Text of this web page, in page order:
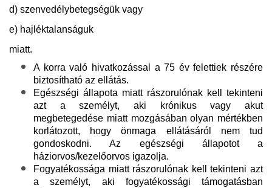
d) szenvedélybetegségük vagy
e) hajléktalanságuk
miatt.
A korra való hivatkozással a 75 év felettiek részére
biztosítható az ellátás.
Egészségi állapota miatt rászorulónak kell tekinteni
azt a személyt, aki krónikus vagy akut
megbetegedése miatt mozgásában olyan mértékben
korlátozott, hogy önmaga ellátásáról nem tud
gondoskodni. Az egészségi állapotot a
háziorvos/kezelőorvos igazolja.
Fogyatékossága miatt rászorulónak kell tekinteni azt
a személyt, aki fogyatékossági támogatásban